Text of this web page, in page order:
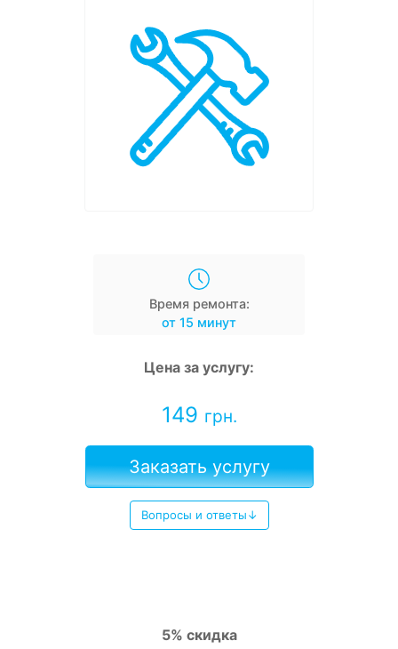
Время ремонта:
от 15 минут
Цена за услугу:
149 грн.
Заказать услугу
Вопросы и ответы↓
5% скидка